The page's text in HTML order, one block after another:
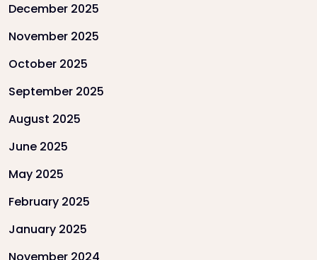
December 2025
November 2025
October 2025
September 2025
August 2025
June 2025
May 2025
February 2025
January 2025